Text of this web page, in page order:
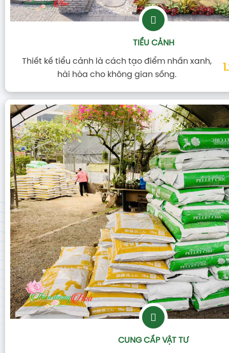
TIỂU CẢNH
Thiết kế tiểu cảnh là cách tạo điểm nhấn xanh,
hài hòa cho không gian sống.
CUNG CẤP VẬT TƯ